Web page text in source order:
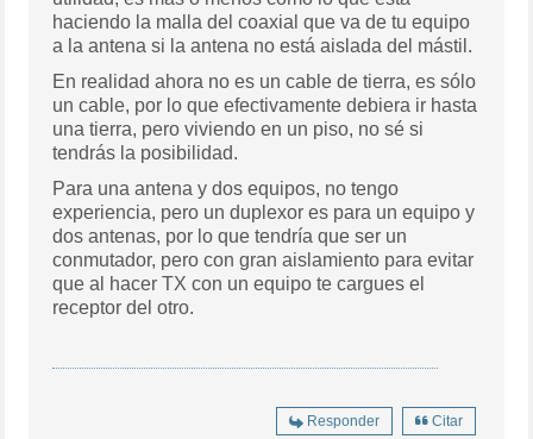
haciendo la malla del coaxial que va de tu equipo
a la antena si la antena no está aislada del mástil.
En realidad ahora no es un cable de tierra, es sólo
un cable, por lo que efectivamente debiera ir hasta
una tierra, pero viviendo en un piso, no sé si
tendrás la posibilidad.
Para una antena y dos equipos, no tengo
experiencia, pero un duplexor es para un equipo y
dos antenas, por lo que tendría que ser un
conmutador, pero con gran aislamiento para evitar
que al hacer TX con un equipo te cargues el
receptor del otro.
Responder Citar